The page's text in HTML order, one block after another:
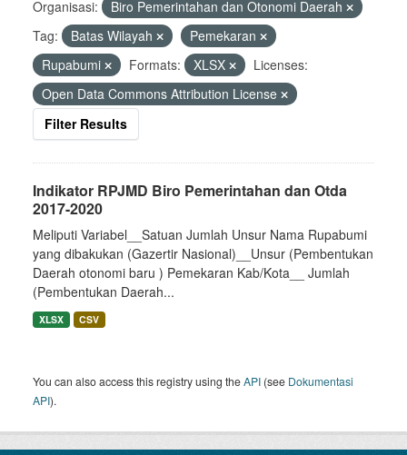
Organisasi:
Biro Pemerintahan dan Otonomi Daerah
Tag:
Batas Wilayah
Pemekaran
Rupabumi
Formats: XLSX
Licenses:
Open Data Commons Attribution License
Filter Results
Indikator RPJMD Biro Pemerintahan dan Otda
2017-2020
Meliputi Variabel__Satuan Jumlah Unsur Nama Rupabumi
yang dibakukan (Gazertir Nasional)__Unsur (Pembentukan
Daerah otonomi baru ) Pemekaran Kab/Kota__ Jumlah
(Pembentukan Daerah...
XLSX CSV
You can also access this registry using theAPI (see Dokumentasi
API).